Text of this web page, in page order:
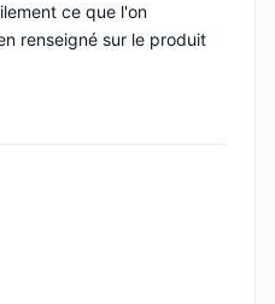
ce que l'on
renseigné sur le produit